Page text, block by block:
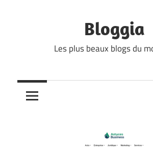
Bloggia
Les plus beaux blogs du